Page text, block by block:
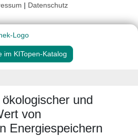
| Datenschutz
im KITopen-Katalog
und
von
Energiespeichern